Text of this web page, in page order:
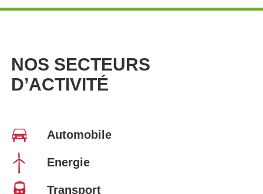
NOS SECTEURS
D’ACTIVITÉ
Automobile
Energie
Transport